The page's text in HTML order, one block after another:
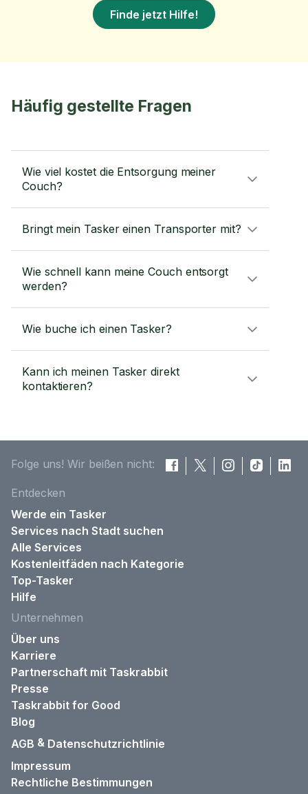
Finde jetzt Hilfe!
Häufig gestellte Fragen
Wie viel kostet die Entsorgung meiner
Couch?
Bringt mein Tasker einen Transporter mit?
Wie schnell kann meine Couch entsorgt
werden?
Wie buche ich einen Tasker?
Kann ich meinen Tasker direkt
kontaktieren?
Folge uns! Wir beißen nicht:
Entdecken
Werde ein Tasker
Services nach Stadt suchen
Alle Services
Kostenleitfäden nach Kategorie
Top-Tasker
Hilfe
Unternehmen
Über uns
Karriere
Partnerschaft mit Taskrabbit
Presse
Taskrabbit for Good
Blog
AGB & Datenschutzrichtlinie
Impressum
Rechtliche Bestimmungen